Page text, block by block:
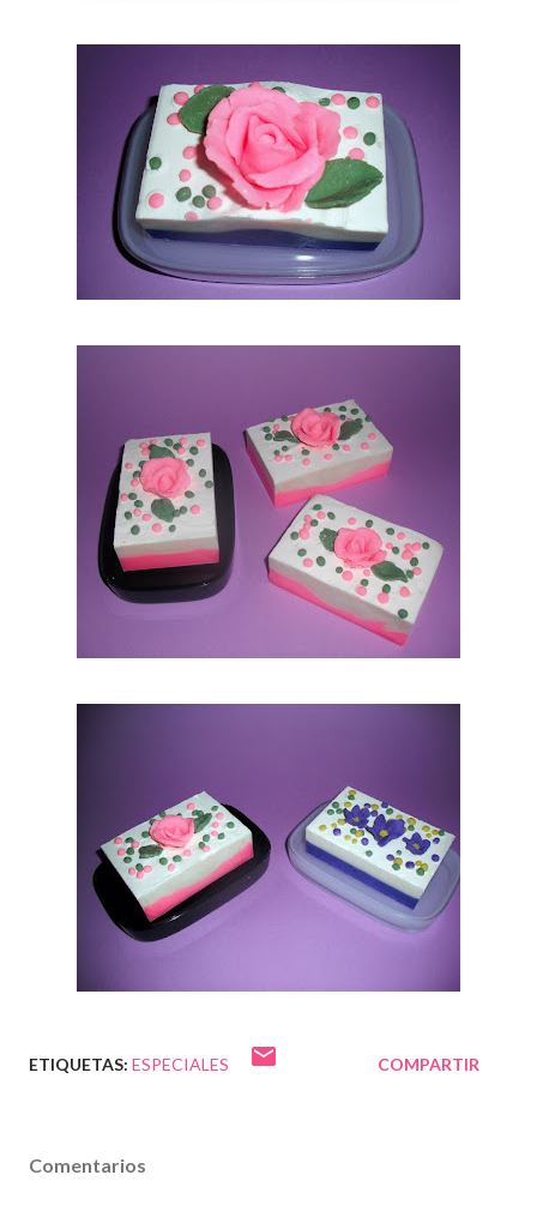
ETIQUETAS: ESPECIALES COMPARTIR
Comentarios